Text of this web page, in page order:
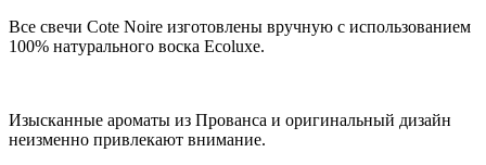
Все свечи Cote Noire изготовлены вручную с использованием
100% натурального воска Ecoluxe.
Изысканные ароматы из Прованса и оригинальный дизайн
неизменно привлекают внимание.